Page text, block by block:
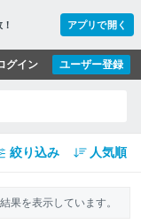
アプリで開く
ユーザー登録
グイン
絞り込み 人気順
果を表示しています。